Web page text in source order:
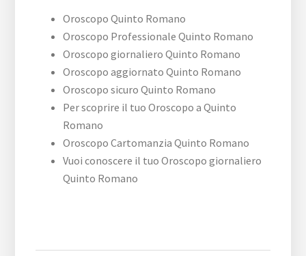
Oroscopo Quinto Romano
Oroscopo Professionale Quinto Romano
Oroscopo giornaliero Quinto Romano
Oroscopo aggiornato Quinto Romano
Oroscopo sicuro Quinto Romano
Per scoprire il tuo Oroscopo a Quinto
Romano
Oroscopo Cartomanzia Quinto Romano
Vuoi conoscere il tuo Oroscopo giornaliero
Quinto Romano